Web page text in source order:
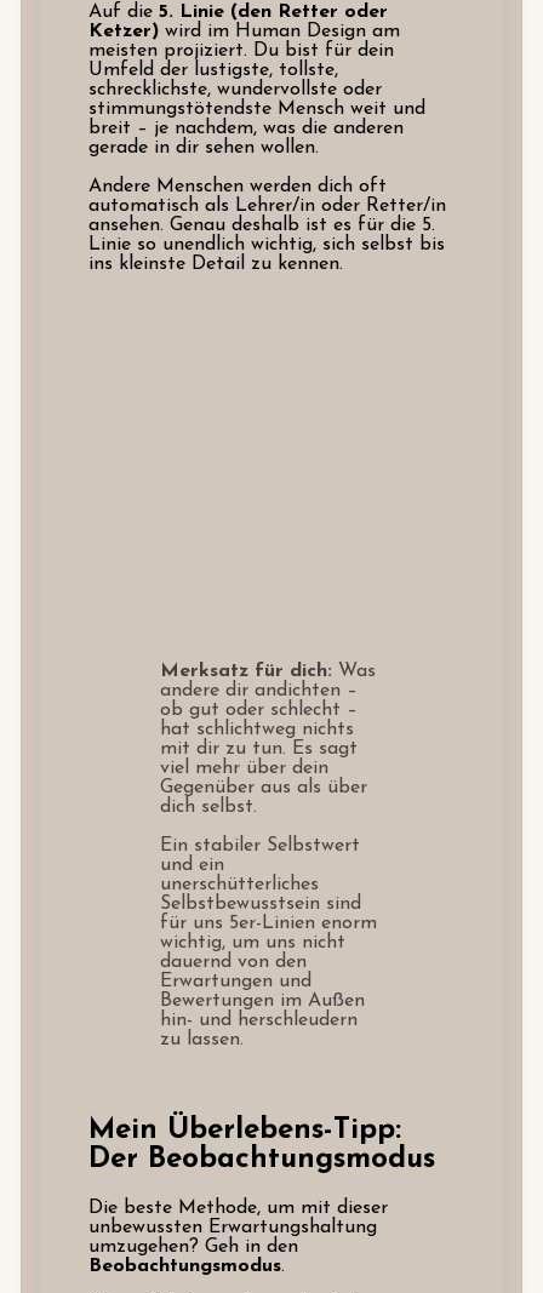
Auf die 5. Linie (den Retter oder
Ketzer)wird im Human Design am
meisten projiziert. Du bist für dein
Umfeld der lustigste, tollste,
schrecklichste, wundervollste oder
stimmungstötendste Mensch weit und
breit – je nachdem, was die anderen
gerade in dir sehen wollen.
Andere Menschen werden dich oft
automatisch als Lehrer/in oder Retter/in
ansehen. Genau deshalb ist es für die 5.
Linie so unendlich wichtig, sich selbst bis
ins kleinste Detail zu kennen.
Merksatz für dich: Was
andere dir andichten –
ob gut oder schlecht –
hat schlichtweg nichts
mit dir zu tun. Es sagt
viel mehr über dein
Gegenüber aus als über
dich selbst.
Ein stabiler Selbstwert
und ein
unerschütterliches
Selbstbewusstsein sind
für uns 5er-Linien enorm
wichtig, um uns nicht
dauernd von den
Erwartungen und
Bewertungen im Außen
hin- und herschleudern
zu lassen.
Mein Überlebens-Tipp:
Der Beobachtungsmodus
Die beste Methode, um mit dieser
unbewussten Erwartungshaltung
umzugehen? Geh in den
Beobachtungsmodus.